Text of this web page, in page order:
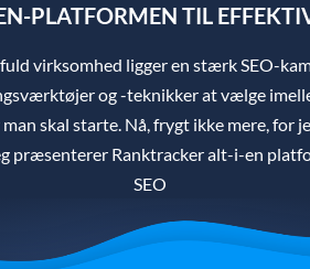
PLATFORMEN TIL
virksomhed ligger en stærk SEO-
og -teknikker at vælge
skal starte. Nå, frygt ikke mere, for
præsenterer Ranktracker alt-i-en
SEO